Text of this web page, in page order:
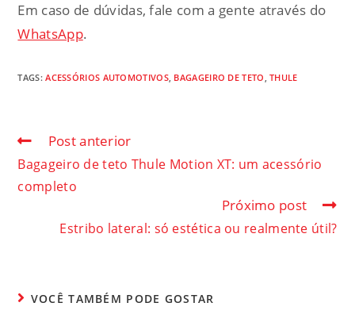
Em caso de dúvidas, fale com a gente através do
WhatsApp.
TAGS:ACESSÓRIOS AUTOMOTIVOS, BAGAGEIRO DE TETO, THULE
Post anterior
Bagageiro de teto Thule Motion XT: um acessório
completo
Próximo post
Estribo lateral: só estética ou realmente útil?
VOCÊ TAMBÉM PODE GOSTAR